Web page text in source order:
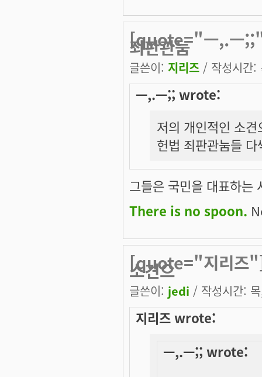
[quote="ㅡ,.ㅡ;;"]
죄판관눔
글쓴이: 지리즈 / 작성시간
ㅡ,.ㅡ;; wrote:
저의 개인적인 소견
헌법 죄판관눔들 다
그들은 국민을 대표하는
There is no spoon.
[quote="지리즈
소견으
글쓴이: jedi / 작성시간:
지리즈 wrote:
ㅡ,.ㅡ;; wrote: